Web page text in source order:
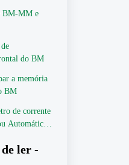
BM-MM e
do BM
a memória
BM
de corrente
Automático
de ler -